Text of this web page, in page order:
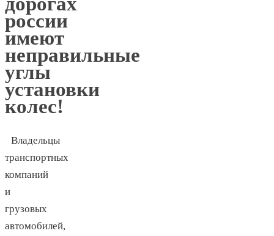
россии
имеют
неправильные
углы
установки
колес!
Владельцы
транспортных
компаний
и
грузовых
автомобилей,